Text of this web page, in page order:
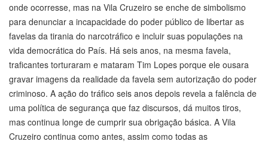
onde ocorresse, mas na Vila Cruzeiro se enche de simbolismo
para denunciar a incapacidade do poder público de libertar as
favelas da tirania do narcotráfico e incluir suas populações na
vida democrática do País. Há seis anos, na mesma favela,
traficantes torturaram e mataram Tim Lopes porque ele ousara
gravar imagens da realidade da favela sem autorização do poder
criminoso. A ação do tráfico seis anos depois revela a falência de
uma política de segurança que faz discursos, dá muitos tiros,
mas continua longe de cumprir sua obrigação básica. A Vila
Cruzeiro continua como antes, assim como todas as